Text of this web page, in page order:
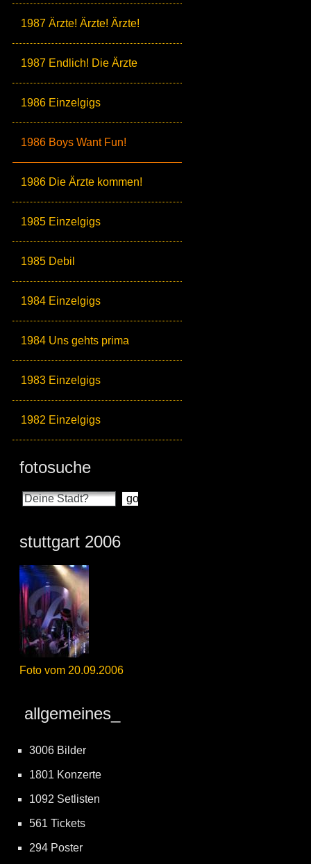
1987 Ärzte! Ärzte! Ärzte!
1987 Endlich! Die Ärzte
1986 Einzelgigs
1986 Boys Want Fun!
1986 Die Ärzte kommen!
1985 Einzelgigs
1985 Debil
1984 Einzelgigs
1984 Uns gehts prima
1983 Einzelgigs
1982 Einzelgigs
fotosuche
stuttgart 2006
Foto vom 20.09.2006
allgemeines_
3006 Bilder
1801 Konzerte
1092 Setlisten
561 Tickets
294 Poster